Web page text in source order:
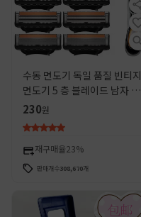
수동 면도기 독일 품질 빈티지
면도기 5 층 블레이드 남자 면
도기 커터 헤드 5 층 유니버설
230원
재구매율23%
판매개수308,670개